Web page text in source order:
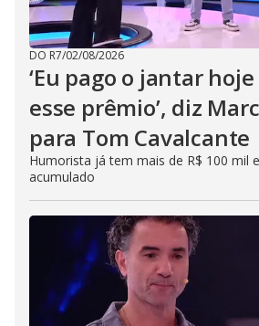
DO R7/02/08/2026
‘Eu pago o jantar
esse prêmio’, diz
para Tom Cavalcante
Humorista já tem mais de R$ 100 mil
acumulado